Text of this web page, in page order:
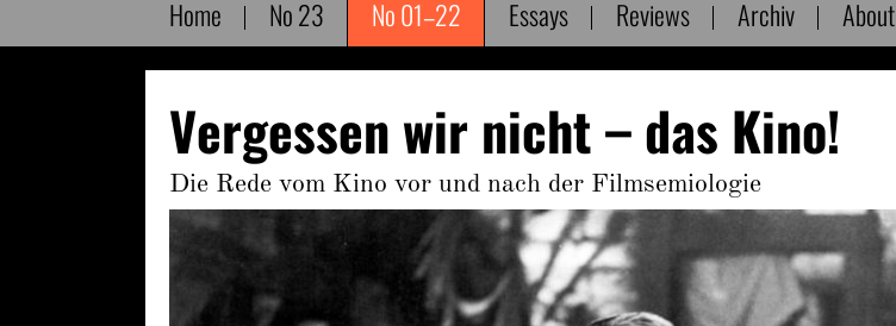
Home No 23 No 01–22 Essays Reviews Archiv About
Vergessen wir nicht – das Kino!
Die Rede vom Kino vor und nach der Filmsemiologie